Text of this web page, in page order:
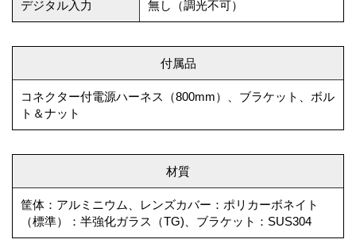
デジタル入力 無し（調光不可）
付属品
コネクター付電源ハーネス（800mm）、ブラケット、ボル
ト＆ナット
材質
筐体：アルミニウム、レンズカバー：ポリカーボネイト
（標準）：半強化ガラス（TG)、ブラケット：SUS304